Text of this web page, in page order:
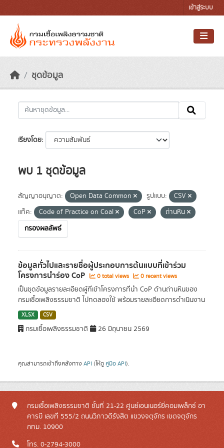
เข้าสู่ระบบ
ชุดข้อมูล
เรียงโดย
พบ 1 ชุดข้อมูล
สัญญาอนุญาต: Open Data Common รูปแบบ:
CSV
แท็ค:
Code of Practice on Coal CoP
ถ่านหิน
กรองผลลัพธ์
ข้อมูลทั่วไปและรายชื่อผู้ประกอบการต้นแบบที่เข้าร่วม
โครงการนำร่อง CoP 0 total views 0 recent views
เป็นชุดข้อมูลรายละเอียดผู้ที่เข้าโครงการที่นำ CoP ด้านถ่านหินของ
กรมเชื้อเพลิงธรรมชาติ ไปทดลองใช้ พร้อมรายละเอียดการดำเนินงาน
XLSX CSV
กรมเชื้อเพลิงธรรมชาติ 26 มิถุนายน 2569
คุณสามารถเข้าถึงคลังทาง API (ให้ดู คู่มือ API).
กรมเชื้อเพลิงธรรมชาติ ชั้นที่ 21-22 ศูนย์เอนเนอร์ยี่คอมเพล็กซ์ อา
คารบี เลขที่ 555/2 ถนนวิภาวดีรังสิต แขวงจตุจักร เขตจตุจักร
กทม. 10900
โทร. 0-2794-3000